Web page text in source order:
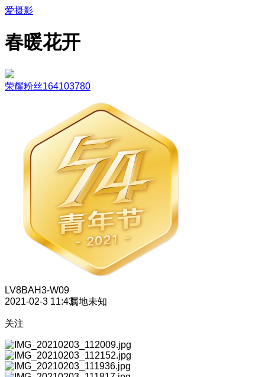
爱摄影
春暖花开
荣耀粉丝164103780
LV8BAH3-W09
2021-02-3 11:43属地未知
关注